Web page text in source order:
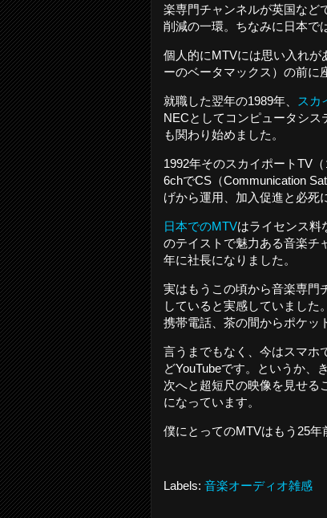
楽専門チャンネルが英国など
削減の一環。ちなみに日本で
個人的にMTVには思い入れが
ーのベータマックス）の前に
就職した翌年の1989年、 スカ
NECとしてコンピュータシ
も関わり始めました。
1992年そのスカイポートTV
6chでCS（Communication
げから運用、加入促進と必死
日本でのMTVはライセンス料
のテイストで魅力ある音楽チ
年に社長になりました。
実はもうこの頃から音楽専門
していると実感していました
携帯電話、茶の間からポケッ
言うまでもなく、今はスマホ
どYouTubeです。というか、
次へと超短尺の映像を見せる
になっています。
僕にとってのMTVはもう25年
Labels: 音楽オーディオ雑感